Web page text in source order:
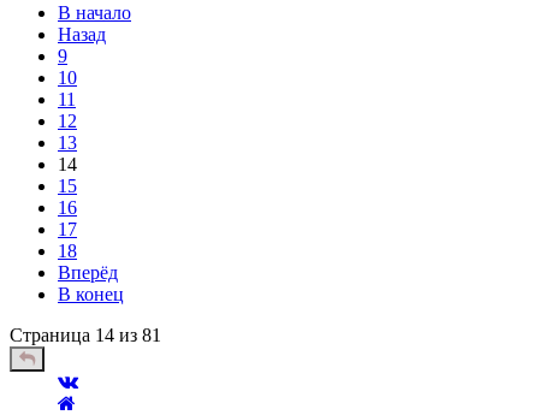
В начало
Назад
9
10
11
12
13
14
15
16
17
18
Вперёд
В конец
Страница 14 из 81